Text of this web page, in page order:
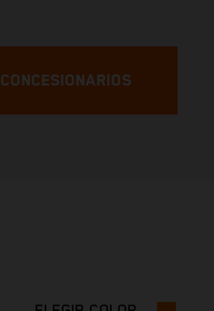
CONCESIONARIOS